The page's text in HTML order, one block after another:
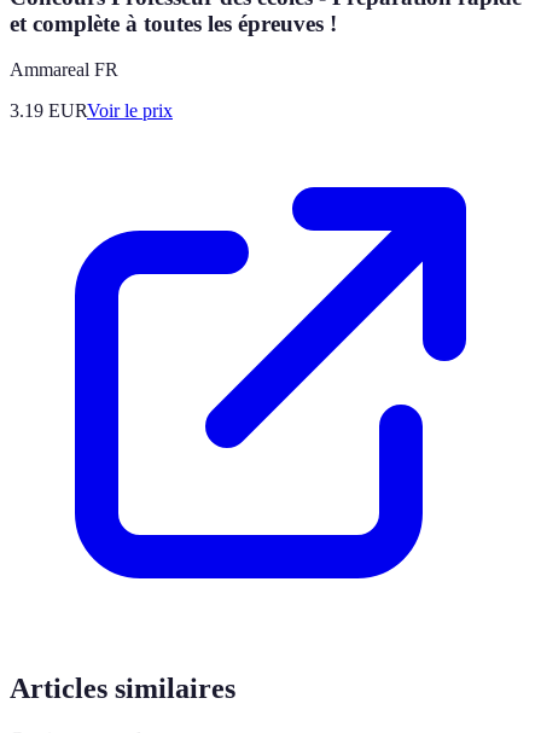
et complète à toutes les épreuves !
Ammareal FR
3.19 EURVoir le prix
Articles similaires